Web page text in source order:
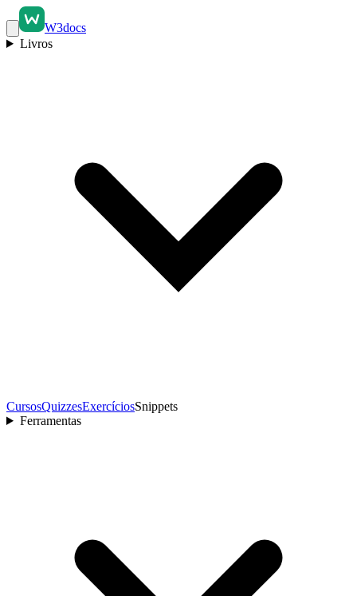
W3docs
Livros
CursosQuizzesExercíciosSnippets
Ferramentas